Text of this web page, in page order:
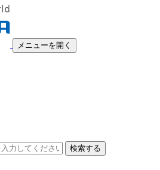
メニューを開く
検索する